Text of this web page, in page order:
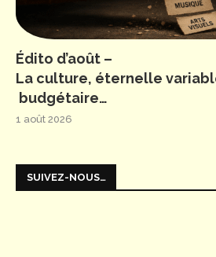
Édito d’août –
La culture, éternelle
budgétaire…
1 août 2026
SUIVEZ-NOUS…